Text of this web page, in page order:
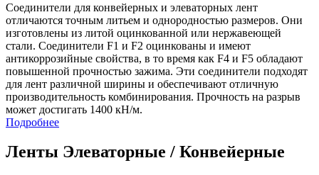
Соединители для конвейерных и элеваторных лент
отличаются точным литьем и однородностью размеров. Они
изготовлены из литой оцинкованной или нержавеющей
стали. Соединители F1 и F2 оцинкованы и имеют
антикоррозийные свойства, в то время как F4 и F5 обладают
повышенной прочностью зажима. Эти соединители подходят
для лент различной ширины и обеспечивают отличную
производительность комбинирования. Прочность на разрыв
может достигать 1400 кН/м.
Подробнее
Ленты Элеваторные / Конвейерные